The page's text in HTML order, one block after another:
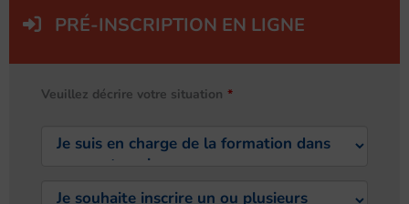
PRÉ-INSCRIPTION EN LIGNE
Veuillez décrire votre situation